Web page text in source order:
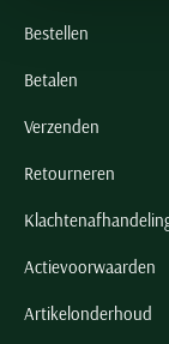
Bestellen
Betalen
Verzenden
Retourneren
Actievoorwaarden
Artikelonderhoud